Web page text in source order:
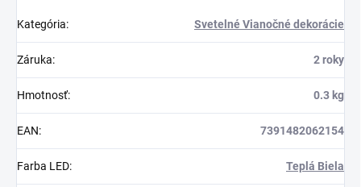
Kategória: Svetelné Vianočné dekorácie
Záruka: 2 roky
Hmotnosť: 0.3 kg
EAN: 7391482062154
Farba LED: Teplá Biela